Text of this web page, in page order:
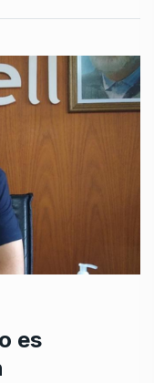
es